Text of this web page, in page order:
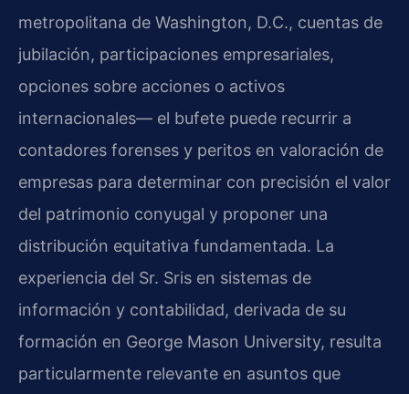
metropolitana de Washington, D.C., cuentas de
jubilación, participaciones empresariales,
opciones sobre acciones o activos
internacionales— el bufete puede recurrir a
contadores forenses y peritos en valoración de
empresas para determinar con precisión el valor
del patrimonio conyugal y proponer una
distribución equitativa fundamentada. La
experiencia del Sr. Sris en sistemas de
información y contabilidad, derivada de su
formación en George Mason University, resulta
particularmente relevante en asuntos que